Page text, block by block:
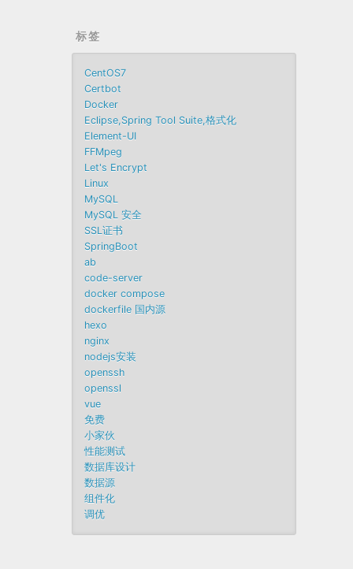
标签
CentOS7
Certbot
Docker
Eclipse,Spring Tool Suite,格式化
Element-UI
FFMpeg
Let's Encrypt
Linux
MySQL
MySQL 安全
SSL证书
SpringBoot
ab
code-server
docker compose
dockerfile 国内源
hexo
nginx
nodejs安装
openssh
openssl
vue
免费
小家伙
性能测试
数据库设计
数据源
组件化
调优